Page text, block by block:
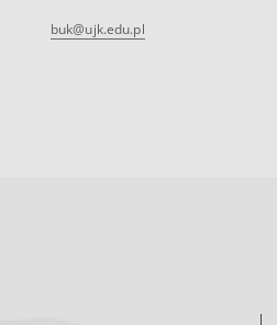
buk@ujk.edu.pl